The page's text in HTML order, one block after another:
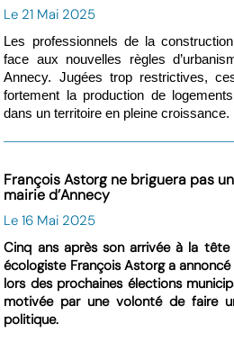
Le 21 Mai 2025
Les professionnels de la
face aux nouvelles règles
Annecy. Jugées trop restrictives,
fortement la production de
dans un territoire en pleine croissance.
François Astorg ne briguera pas
mairie d’Annecy
Le 16 Mai 2025
Cinq ans après son arrivée à la
écologiste François Astorg a annoncé
lors des prochaines élections
motivée par une volonté de faire
politique.